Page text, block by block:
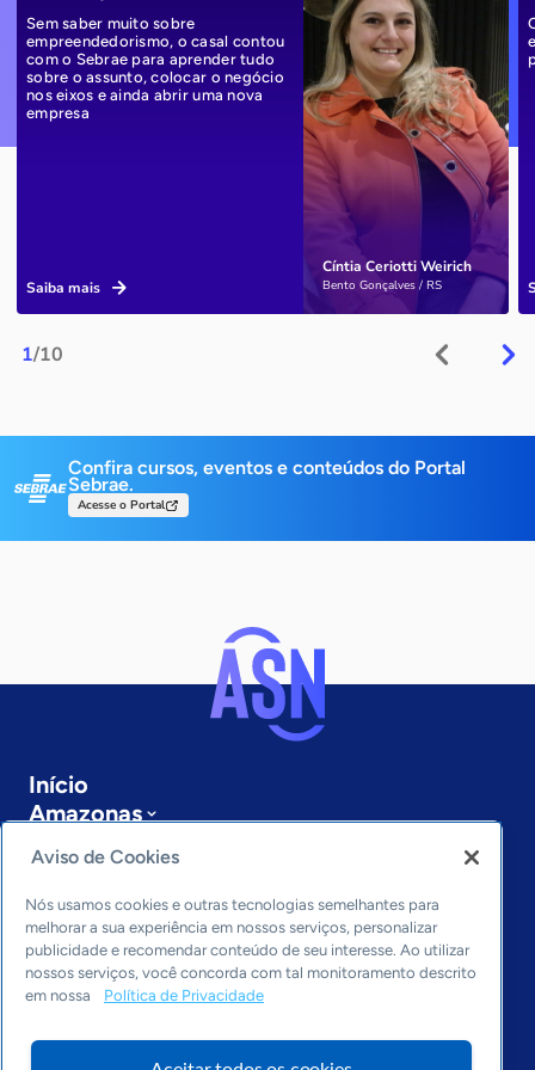
1/10
Cíntia Ceriotti Weirich
Bento Gonçalves / RS
Sem saber muito sobre
empreendedorismo, o casal contou
com o Sebrae para aprender tudo
sobre o assunto, colocar o negócio
nos eixos e ainda abrir uma nova
empresa
Saiba mais
Confira cursos, eventos e conteúdos do Portal
Sebrae.
Acesse o Portal
Início
Amazonas
Sobre a ASN
Últimas notícias
Entre em contato
Editorias
Economia & Política
Inovação & Tecnologia
Cultura empreendedora
Aviso de Cookies
Nós usamos cookies e outras tecnologias semelhantes para
melhorar a sua experiência em nossos serviços, personalizar
publicidade e recomendar conteúdo de seu interesse. Ao utilizar
nossos serviços, você concorda com tal monitoramento descrito
em nossa
Política de Privacidade